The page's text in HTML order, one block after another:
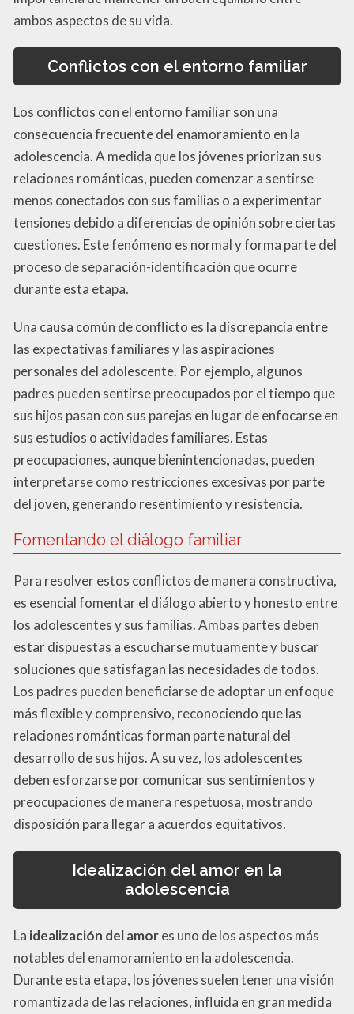
ambos aspectos de su vida.
Conflictos con el entorno familiar
Los conflictos con el entorno familiar son una
consecuencia frecuente del enamoramiento en la
adolescencia. A medida que los jóvenes priorizan sus
relaciones románticas, pueden comenzar a sentirse
menos conectados con sus familias o a experimentar
tensiones debido a diferencias de opinión sobre ciertas
cuestiones. Este fenómeno es normal y forma parte del
proceso de separación-identificación que ocurre
durante esta etapa.
Una causa común de conflicto es la discrepancia entre
las expectativas familiares y las aspiraciones
personales del adolescente. Por ejemplo, algunos
padres pueden sentirse preocupados por el tiempo que
sus hijos pasan con sus parejas en lugar de enfocarse en
sus estudios o actividades familiares. Estas
preocupaciones, aunque bienintencionadas, pueden
interpretarse como restricciones excesivas por parte
del joven, generando resentimiento y resistencia.
Fomentando el diálogo familiar
Para resolver estos conflictos de manera constructiva,
es esencial fomentar el diálogo abierto y honesto entre
los adolescentes y sus familias. Ambas partes deben
estar dispuestas a escucharse mutuamente y buscar
soluciones que satisfagan las necesidades de todos.
Los padres pueden beneficiarse de adoptar un enfoque
más flexible y comprensivo, reconociendo que las
relaciones románticas forman parte natural del
desarrollo de sus hijos. A su vez, los adolescentes
deben esforzarse por comunicar sus sentimientos y
preocupaciones de manera respetuosa, mostrando
disposición para llegar a acuerdos equitativos.
Idealización del amor en la
adolescencia
La idealización del amores uno de los aspectos más
notables del enamoramiento en la adolescencia.
Durante esta etapa, los jóvenes suelen tener una visión
romantizada de las relaciones, influida en gran medida